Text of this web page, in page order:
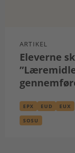
ARTIKEL
Eleverne
”Læremidler
EPX EUD EUX
SOSU